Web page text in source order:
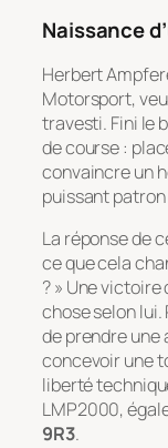
Naissance
Herbert
Motorsport,
travesti. Fini le
de course :
convaincre un
puissant
La réponse de
ce que cela
? » Une victoire
chose selon
de prendre une
concevoir une
liberté
LMP2000,
9R3.